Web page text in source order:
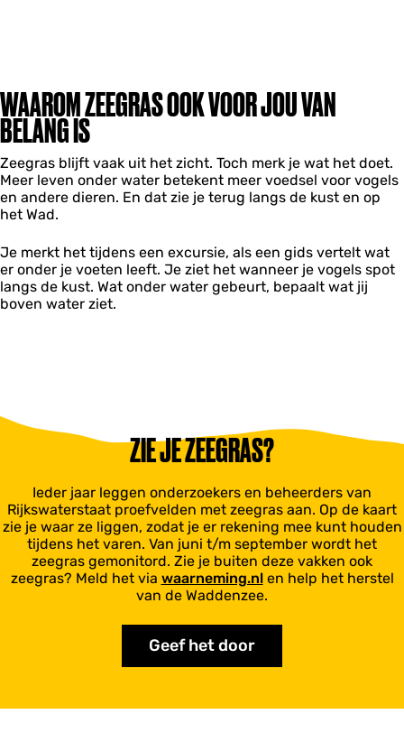
WAAROM ZEEGRAS OOK VOOR JOU VAN
BELANG IS
Zeegras blijft vaak uit het zicht. Toch merk je wat het doet.
Meer leven onder water betekent meer voedsel voor vogels
en andere dieren. En dat zie je terug langs de kust en op
het Wad.
Je merkt het tijdens een excursie, als een gids vertelt wat
er onder je voeten leeft. Je ziet het wanneer je vogels spot
langs de kust. Wat onder water gebeurt, bepaalt wat jij
boven water ziet.
ZIE JE ZEEGRAS?
Ieder jaar leggen onderzoekers en beheerders van
Rijkswaterstaat proefvelden met zeegras aan. Op de kaart
zie je waar ze liggen, zodat je er rekening mee kunt houden
tijdens het varen. Van juni t/m september wordt het
zeegras gemonitord. Zie je buiten deze vakken ook
zeegras? Meld het via waarneming.nlen help het herstel
van de Waddenzee.
Geef het door